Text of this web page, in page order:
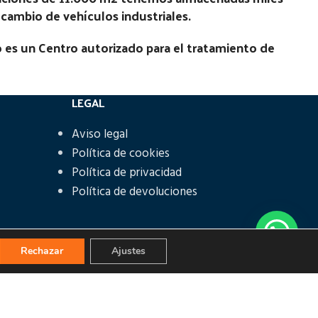
de vehículos industriales.
un Centro autorizado para el tratamiento de
LEGAL
Aviso legal
Política de cookies
Política de privacidad
Política de devoluciones
Rechazar Ajustes